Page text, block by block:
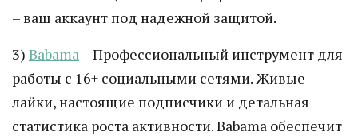
– ваш аккаунт под надежной защитой.
3) Babama– Профессиональный инструмент для
работы с 16+ социальными сетями. Живые
лайки, настоящие подписчики и детальная
статистика роста активности. Babama обеспечит